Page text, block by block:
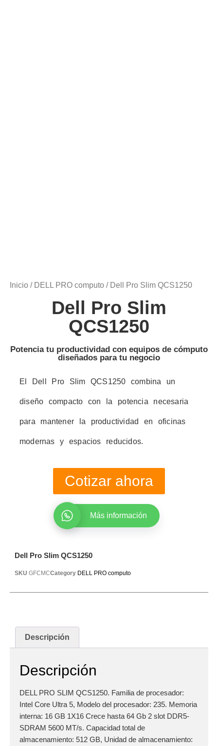
Inicio / DELL PRO computo / Dell Pro Slim QCS1250
Dell Pro Slim
QCS1250
Potencia tu productividad con equipos de cómputo
diseñados para tu negocio
El Dell Pro Slim QCS1250 combina un
diseño compacto con la potencia necesaria
para mantener la productividad en oficinas
modernas y espacios reducidos.
Cotizar ahora
Más información
Dell Pro Slim QCS1250
SKU GFCMCCategory DELL PRO computo
Descripción
Descripción
DELL PRO SLIM QCS1250. Familia de procesador:
Intel Core Ultra 5, Modelo del procesador: 235. Memoria
interna: 16 GB 1X16 Crece hasta 64 Gb 2 slot DDR5-
SDRAM 5600 MT/s. Capacidad total de
almacenamiento: 512 GB, Unidad de almacenamiento: